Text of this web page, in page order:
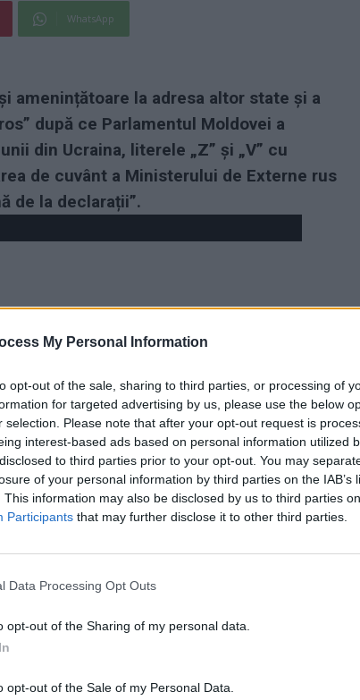
My Personal Information
opt-out of the sale, sharing to third parties, or processing of
for targeted advertising by us, please use the below
selection. Please note that after your opt-out request is
interest-based ads based on personal information utilized
to third parties prior to your opt-out. You may
of your personal information by third parties on the IAB’s
This information may also be disclosed by us to third parties
Participants that may further disclose it to other third parties.
Data Processing Opt Outs
opt-out of the Sharing of my personal data.
opt-out of the Sale of my Personal Data.
WhatsApp
amenințătoare la adresa altor state și a
după ce Parlamentul Moldovei a
din Ucraina, literele „Z” și „V” cu
de cuvânt a Ministerului de Externe rus
de la declarații”.
de Externe al Rusiei, a comis un act absolut
amenințând-o direct pe Maia Sandu, președintele
ajunge „la groapa de gunoi a istoriei”.
să spună că simbolurile folosite de armata